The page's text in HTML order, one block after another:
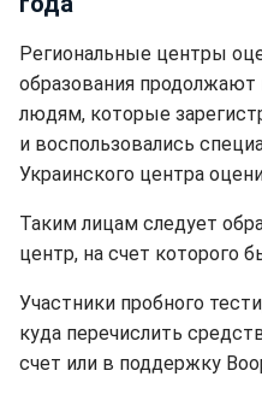
Региональные центры
образования
людям, которые
и воспользовались
Украинского центра
Таким лицам следует
центр, на счет которого
Участники пробного
куда перечислить
счет или в поддержку